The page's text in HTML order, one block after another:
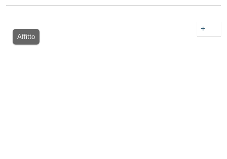
Affitto
+